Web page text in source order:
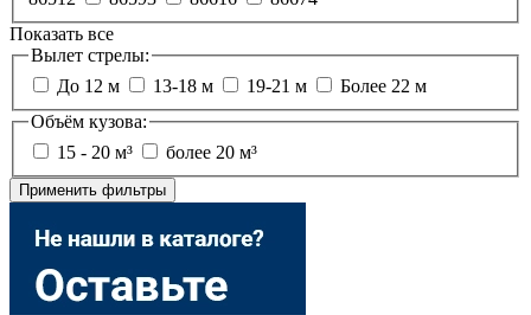
Показать все
Вылет стрелы:
До 12 м
13-18 м 19-21 м
Более 22 м
Объём кузова:
15 - 20 м³
более 20 м³
Применить фильтры